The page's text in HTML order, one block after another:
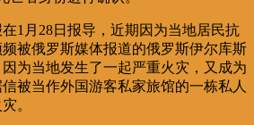
1月28日报导，近期因为当地居民抗
被俄罗斯媒体报道的俄罗斯伊尔库斯
为当地发生了一起严重火灾，又成为
被当作外国游客私家旅馆的一栋私人
。